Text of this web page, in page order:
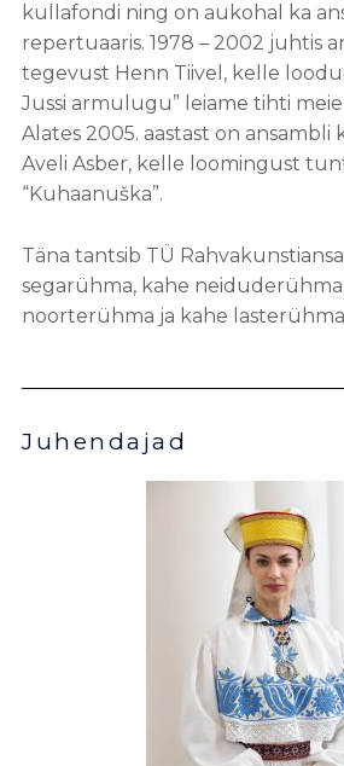
kullafondi ning on aukohal ka
repertuaaris. 1978 – 2002 juhtis
tegevust Henn Tiivel, kelle
Jussi armulugu” leiame tihti
Alates 2005. aastast on ansambli
Aveli Asber, kelle loomingust
“Kuhaanuška”.
Täna tantsib TÜ
segarühma, kahe
noorterühma ja kahe
Juhendajad